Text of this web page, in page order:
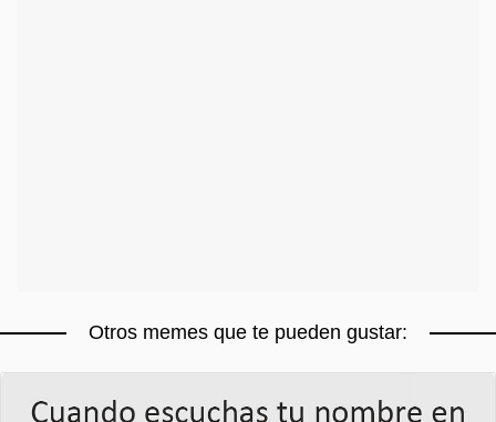
Otros memes que te pueden gustar: